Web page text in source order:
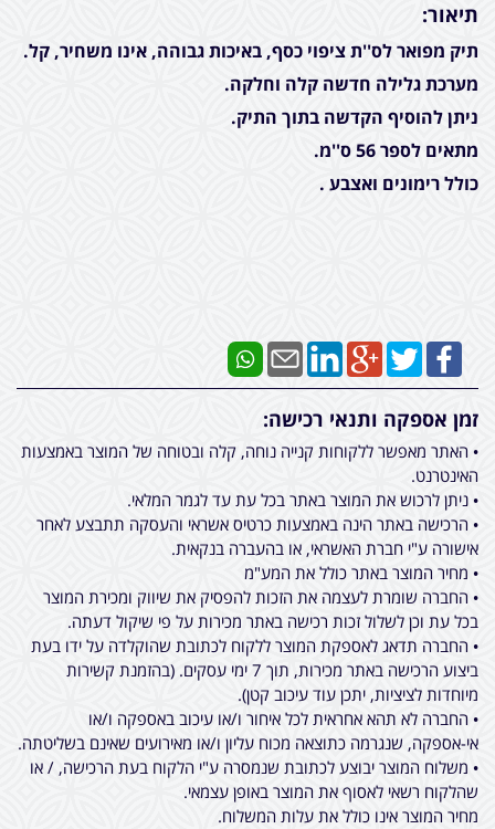
תיאור:
תיק מפואר לס''ת ציפוי כסף, באיכות גבוהה, אינו משחיר, קל.
מערכת גלילה חדשה קלה וחלקה.
ניתן להוסיף הקדשה בתוך התיק.
מתאים לספר 56 ס''מ.
כולל רימונים ואצבע .
זמן אספקה ותנאי רכישה:
• האתר מאפשר ללקוחות קנייה נוחה, קלה ובטוחה של המוצר באמצעות
האינטרנט.
• ניתן לרכוש את המוצר באתר בכל עת עד לגמר המלאי.
• הרכישה באתר הינה באמצעות כרטיס אשראי והעסקה תתבצע לאחר
אישורה ע"י חברת האשראי, או בהעברה בנקאית.
• מחיר המוצר באתר כולל את המע"מ
• החברה שומרת לעצמה את הזכות להפסיק את שיווק ומכירת המוצר
בכל עת וכן לשלול זכות רכישה באתר מכירות על פי שיקול דעתה.
• החברה תדאג לאספקת המוצר ללקוח לכתובת שהוקלדה על ידו בעת
ביצוע הרכישה באתר מכירות, תוך 7 ימי עסקים. (בהזמנת קשירות
מיוחדות לציציות, יתכן עוד עיכוב קטן).
• החברה לא תהא אחראית לכל איחור ו/או עיכוב באספקה ו/או
אי-אספקה, שנגרמה כתוצאה מכוח עליון ו/או מאירועים שאינם בשליטתה.
• משלוח המוצר יבוצע לכתובת שנמסרה ע"י הלקוח בעת הרכישה, / או
שהלקוח רשאי לאסוף את המוצר באופן עצמאי.
מחיר המוצר אינו כולל את עלות המשלוח.